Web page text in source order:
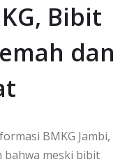
Bibit
dan
BMKG Jambi,
bahwa meski bibit